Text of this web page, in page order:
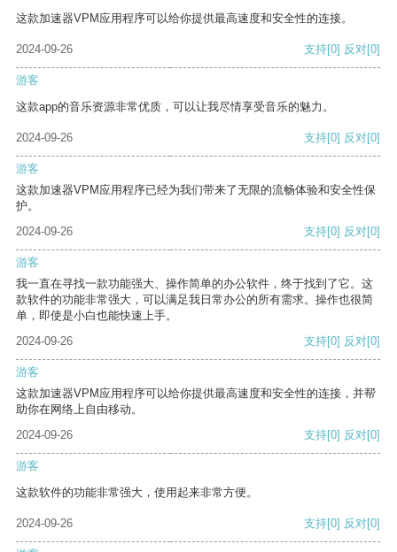
这款加速器VPM应用程序可以给你提供最高速度和安全性的连接。
2024-09-26 支持[0] 反对[0]
游客
这款app的音乐资源非常优质，可以让我尽情享受音乐的魅力。
2024-09-26 支持[0] 反对[0]
游客
这款加速器VPM应用程序已经为我们带来了无限的流畅体验和安全性保
护。
2024-09-26
支持[0] 反对[0]
游客
我一直在寻找一款功能强大、操作简单的办公软件，终于找到了它。这
款软件的功能非常强大，可以满足我日常办公的所有需求。操作也很简
单，即使是小白也能快速上手。
2024-09-26
支持[0] 反对[0]
游客
这款加速器VPM应用程序可以给你提供最高速度和安全性的连接，并帮
助你在网络上自由移动。
2024-09-26
支持[0] 反对[0]
游客
这款软件的功能非常强大，使用起来非常方便。
2024-09-26 支持[0] 反对[0]